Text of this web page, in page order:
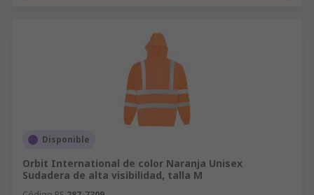
Disponible
Orbit International de color Naranja Unisex
Sudadera de alta visibilidad, talla M